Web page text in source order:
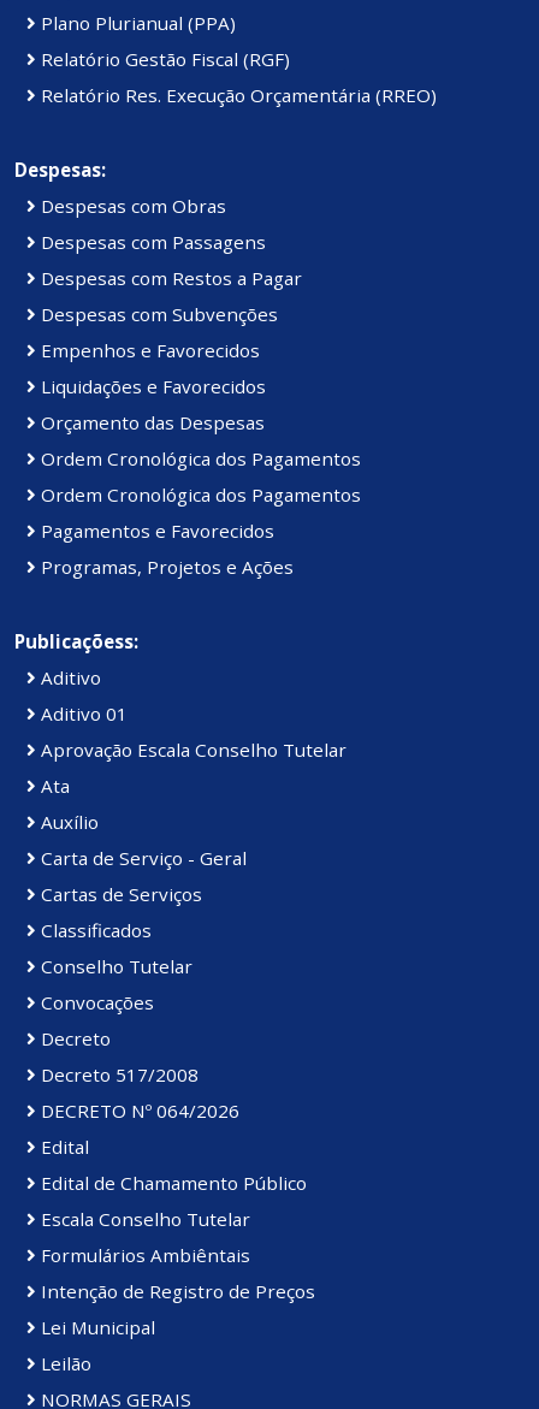
Plano Plurianual (PPA)
Relatório Gestão Fiscal (RGF)
Relatório Res. Execução Orçamentária (RREO)
Despesas:
Despesas com Obras
Despesas com Passagens
Despesas com Restos a Pagar
Despesas com Subvenções
Empenhos e Favorecidos
Liquidações e Favorecidos
Orçamento das Despesas
Ordem Cronológica dos Pagamentos
Ordem Cronológica dos Pagamentos
Pagamentos e Favorecidos
Programas, Projetos e Ações
Publicaçõess:
Aditivo
Aditivo 01
Aprovação Escala Conselho Tutelar
Ata
Auxílio
Carta de Serviço - Geral
Cartas de Serviços
Classificados
Conselho Tutelar
Convocações
Decreto
Decreto 517/2008
DECRETO Nº 064/2026
Edital
Edital de Chamamento Público
Escala Conselho Tutelar
Formulários Ambiêntais
Intenção de Registro de Preços
Lei Municipal
Leilão
NORMAS GERAIS